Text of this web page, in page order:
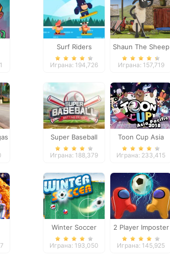
Surf Riders
Играна: 194,726
Shaun The Sheep
Baahmy Golf
Играна: 157,719
Super Baseball
Играна: 188,379
Toon Cup Asia
Pacific 2018
Играна: 233,415
Winter Soccer
Играна: 193,050
2 Player Imposter
Soccer
Играна: 145,925